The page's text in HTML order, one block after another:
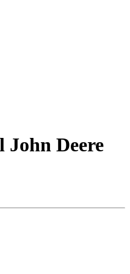
John Deere